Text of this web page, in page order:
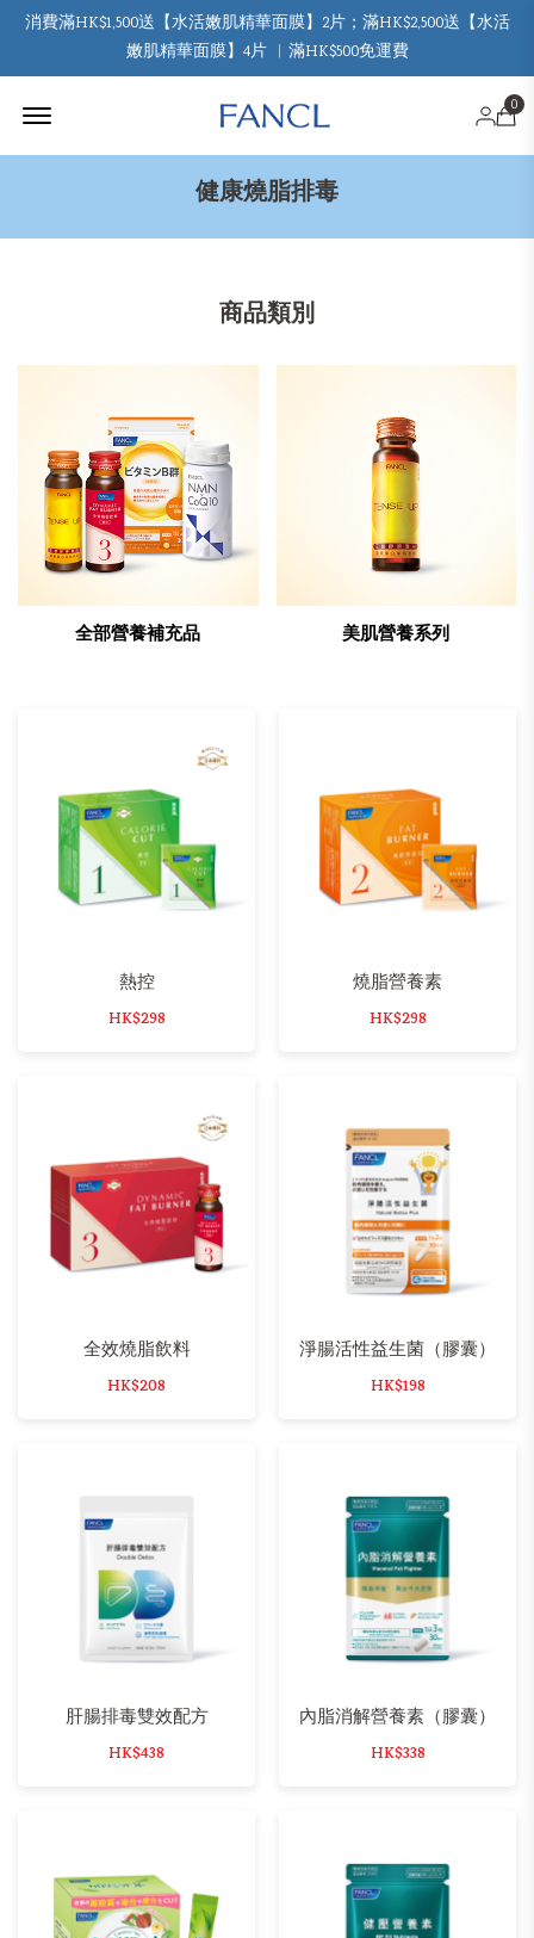
消費滿HK$1,500送【水活嫩肌精華面膜】2片；滿HK$2,500送【水活
嫩肌精華面膜】4片 ︳滿HK$500免運費
0
健康燒脂排毒
商品類別
全部營養補充品 美肌營養系列
熱控
HK$298
燒脂營養素
HK$298
全效燒脂飲料
HK$208
淨腸活性益生菌（膠囊）
HK$198
肝腸排毒雙效配方
HK$438
內脂消解營養素（膠囊）
HK$338